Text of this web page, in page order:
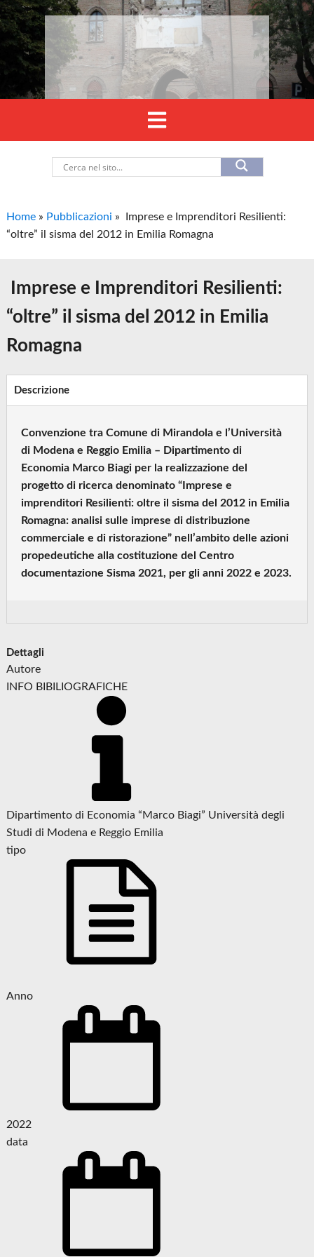
Home » Pubblicazioni »
Imprese e Imprenditori Resilienti:
“oltre” il sisma del 2012 in Emilia Romagna
Imprese e Imprenditori Resilienti:
“oltre” il sisma del 2012 in Emilia
Romagna
Descrizione
Convenzione tra Comune di Mirandola e l’Università
di Modena e Reggio Emilia – Dipartimento di
Economia Marco Biagi per la realizzazione del
progetto di ricerca denominato “Imprese e
imprenditori Resilienti: oltre il sisma del 2012 in Emilia
Romagna: analisi sulle imprese di distribuzione
commerciale e di ristorazione” nell’ambito delle azioni
propedeutiche alla costituzione del Centro
documentazione Sisma 2021, per gli anni 2022 e 2023.
Dettagli
Autore
INFO BIBILIOGRAFICHE
Dipartimento di Economia “Marco Biagi” Università degli
Studi di Modena e Reggio Emilia
tipo
Anno
2022
data